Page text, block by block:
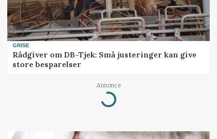
GRISE
Rådgiver om DB-Tjek: Små justeringer kan give
store besparelser
Annonce
Loading...